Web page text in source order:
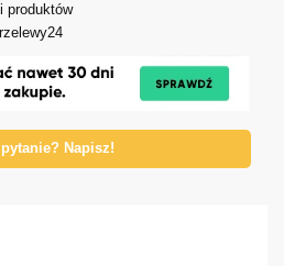
produktów
pytanie? Napisz!